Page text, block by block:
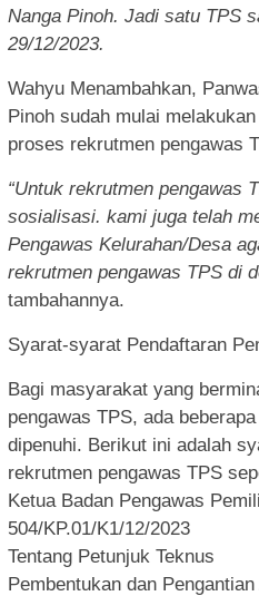
Nanga Pinoh. Jadi satu TPS
29/12/2023.
Wahyu Menambahkan,
Pinoh sudah mulai
proses rekrutmen pengawas
“Untuk rekrutmen pengawas
sosialisasi. kami juga telah
Pengawas Kelurahan/Desa
rekrutmen pengawas TPS di
tambahannya.
Syarat-syarat Pendaftaran
Bagi masyarakat yang
pengawas TPS, ada
dipenuhi. Berikut ini adalah
rekrutmen pengawas TPS
Ketua Badan Pengawas
504/KP.01/K1/12/2023
Tentang Petunjuk Teknus
Pembentukan dan